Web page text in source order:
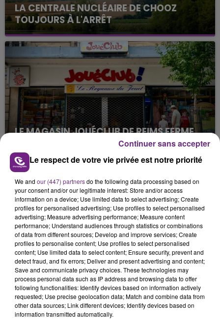
LA CENTRALE NUCLÉAIRE DE CHOOZ
TOUJOURS À L'ARRÊT
Cela fait déjà une semaine que la centrale
nucléaire ardennaise est à l'arrêt. Une situation
justifiée par la sécheresse intense qui est toujours
présente.
LE MAGASIN JOUÉCLUB DE REIMS FERME
C'était l'une des institutions du centre-ville
rémois. Le magasin JouéClub est contraint de
fermer ses portes.
TITRES DIFFUSÉS
19h48
19h48
JEREMY FREROT
19h45
19h45
Le respect de votre vie privée est notre priorité
We and our (447) partnersdo the following data processing based on
your consent and/or our legitimate interest: Store and/or access
information on a device; Use limited data to select advertising; Create
profiles for personalised advertising; Use profiles to select personalised
advertising; Measure advertising performance; Measure content
performance; Understand audiences through statistics or combinations
of data from different sources; Develop and improve services; Create
profiles to personalise content; Use profiles to select personalised
content; Use limited data to select content; Ensure security, prevent and
detect fraud, and fix errors; Deliver and present advertising and content;
Save and communicate privacy choices. These technologies may
process personal data such as IP address and browsing data to offer
following functionalities: Identify devices based on information actively
requested; Use precise geolocation data; Match and combine data from
other data sources; Link different devices; Identify devices based on
information transmitted automatically.
Continuer sans accepter